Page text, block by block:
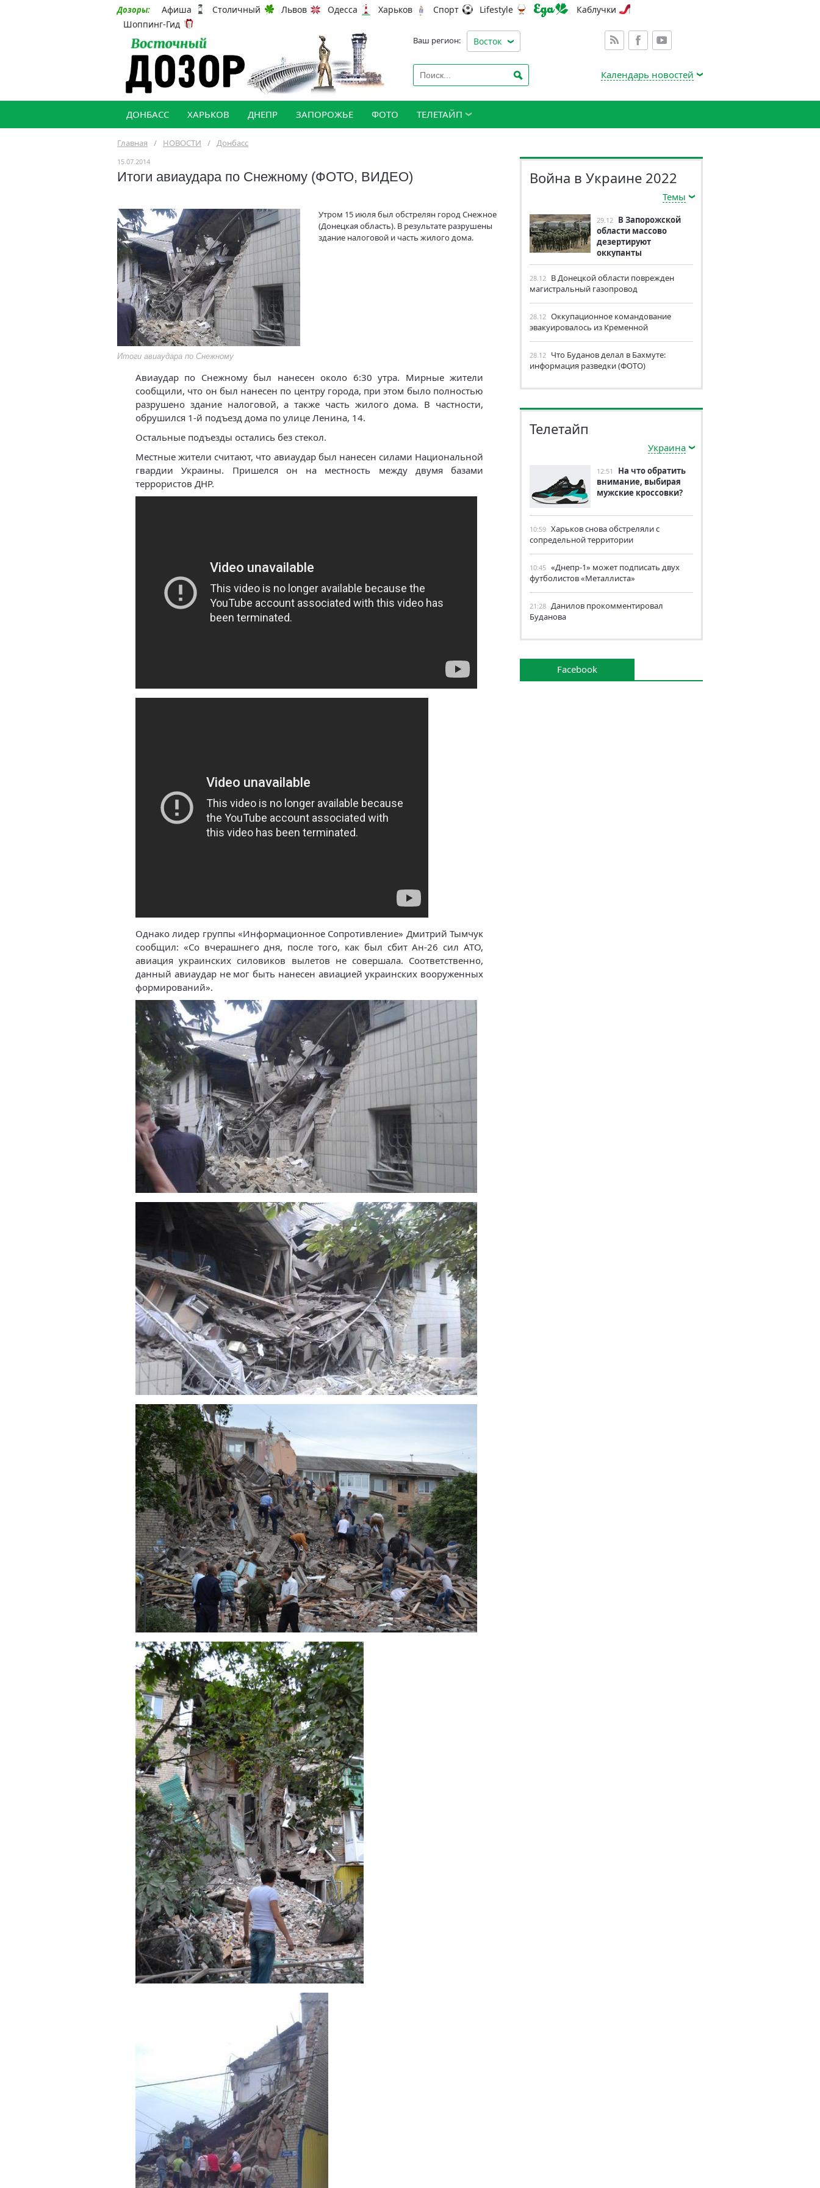
Дозоры: Афиша Столичный Львов Одесса Харьков Спорт Lifestyle
Каблучки
Шоппинг-Гид
Ваш регион: Восток
Календарь новостей
ДОНБАСС ХАРЬКОВ ДНЕПР ЗАПОРОЖЬЕ ФОТО ТЕЛЕТАЙП
Главная / НОВОСТИ / Донбасс
15.07.2014
Итоги авиаудара по Снежному (ФОТО, ВИДЕО)
Итоги авиаудара по Снежному
Утром 15 июля был обстрелян город Снежное
(Донецкая область). В результате разрушены
здание налоговой и часть жилого дома.
Авиаудар по Снежному был нанесен около 6:30 утра. Мирные жители
сообщили, что он был нанесен по центру города, при этом было полностью
разрушено здание налоговой, а также часть жилого дома. В частности,
обрушился 1-й подъезд дома по улице Ленина, 14.
Остальные подъезды остались без стекол.
Местные жители считают, что авиаудар был нанесен силами Национальной
гвардии Украины. Пришелся он на местность между двумя базами
террористов ДНР.
Однако лидер группы «Информационное Сопротивление» Дмитрий Тымчук
сообщил: «Со вчерашнего дня, после того, как был сбит Ан-26 сил АТО,
авиация украинских силовиков вылетов не совершала. Соответственно,
данный авиаудар не мог быть нанесен авиацией украинских вооруженных
формирований».
Война в Украине 2022
Темы
29.12 В Запорожской
области массово
дезертируют
оккупанты
28.12 В Донецкой области поврежден
магистральный газопровод
28.12 Оккупационное командование
эвакуировалось из Кременной
28.12 Что Буданов делал в Бахмуте:
информация разведки (ФОТО)
Телетайп
Украина
12:51
На что обратить
внимание, выбирая
мужские кроссовки?
10:59 Харьков снова обстреляли с
сопредельной территории
10:45 «Днепр-1» может подписать двух
футболистов «Металлиста»
21:28 Данилов прокомментировал
Буданова
Facebook